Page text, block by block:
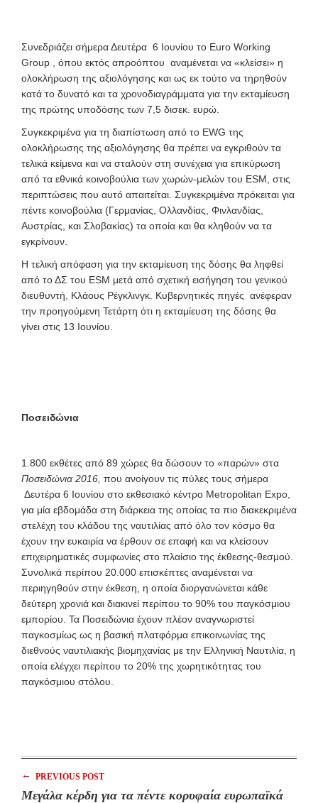
Συνεδριάζει σήμερα Δευτέρα 6 Ιουνίου το Euro Working
Group , όπου εκτός απροόπτου αναμένεται να «κλείσει» η
ολοκλήρωση της αξιολόγησης και ως εκ τούτο να τηρηθούν
κατά το δυνατό και τα χρονοδιαγράμματα για την εκταμίευση
της πρώτης υποδόσης των 7,5 δισεκ. ευρώ.
Συγκεκριμένα για τη διαπίστωση από το EWG της
ολοκλήρωσης της αξιολόγησης θα πρέπει να εγκριθούν τα
τελικά κείμενα και να σταλούν στη συνέχεια για επικύρωση
από τα εθνικά κοινοβούλια των χωρών-μελών του ESM, στις
περιπτώσεις που αυτό απαιτείται. Συγκεκριμένα πρόκειται για
πέντε κοινοβούλια (Γερμανίας, Ολλανδίας, Φινλανδίας,
Αυστρίας, και Σλοβακίας) τα οποία και θα κληθούν να τα
εγκρίνουν.
Η τελική απόφαση για την εκταμίευση της δόσης θα ληφθεί
από το ΔΣ του ΕSΜ μετά από σχετική εισήγηση του γενικού
διευθυντή, Κλάους Ρέγκλινγκ. Kυβερνητικές πηγές ανέφεραν
την προηγούμενη Τετάρτη ότι η εκταμίευση της δόσης θα
γίνει στις 13 Ιουνίου.
Ποσειδώνια
1.800 εκθέτες από 89 χώρες θα δώσουν το «παρών» στα
Ποσειδώνια 2016, που ανοίγουν τις πύλες τους σήμερα
Δευτέρα 6 Ιουνίου στο εκθεσιακό κέντρο Metropolitan Expo,
για μία εβδομάδα στη διάρκεια της οποίας τα πιο διακεκριμένα
στελέχη του κλάδου της ναυτιλίας από όλο τον κόσμο θα
έχουν την ευκαιρία να έρθουν σε επαφή και να κλείσουν
επιχειρηματικές συμφωνίες στο πλαίσιο της έκθεσης-θεσμού.
Συνολικά περίπου 20.000 επισκέπτες αναμένεται να
περιηγηθούν στην έκθεση, η οποία διοργανώνεται κάθε
δεύτερη χρονιά και διακινεί περίπου το 90% του παγκόσμιου
εμπορίου. Τα Ποσειδώνια έχουν πλέον αναγνωριστεί
παγκοσμίως ως η βασική πλατφόρμα επικοινωνίας της
διεθνούς ναυτιλιακής βιομηχανίας με την Ελληνική Ναυτιλία, η
οποία ελέγχει περίπου το 20% της χωρητικότητας του
παγκόσμιου στόλου.
← PREVIOUS POST
Μεγάλα κέρδη για τα πέντε κορυφαία ευρωπαϊκά